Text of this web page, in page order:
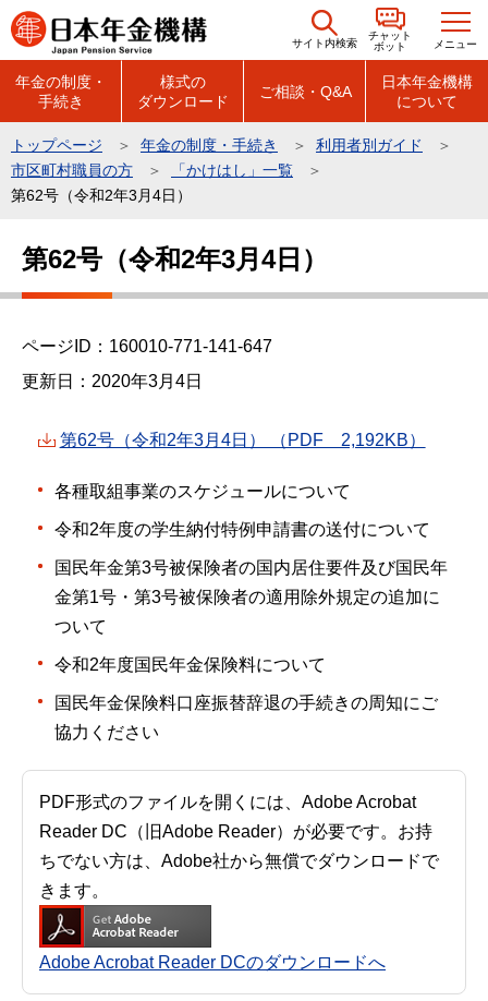
こ
の
の
先
サイト内検索
チャット
ボット
メニュー
年金の制度・
手続き
様式の
ダウンロード
ご相談・Q&A
日本年金機構
について
トップページ 年金の制度・手続き
利用者別ガイド
市区町村職員の方
「かけはし」一覧
第62号（令和2年3月4日）
こ
第62号（令和2年3月4日）
ページID：160010-771-141-647
更新日：2020年3月4日
第62号（令和2年3月4日） （PDF 2,192KB）
各種取組事業のスケジュールについて
令和2年度の学生納付特例申請書の送付について
国民年金第3号被保険者の国内居住要件及び国民年
金第1号・第3号被保険者の適用除外規定の追加に
ついて
令和2年度国民年金保険料について
国民年金保険料口座振替辞退の手続きの周知にご
協力ください
PDF形式のファイルを開くには、Adobe Acrobat
Reader DC（旧Adobe Reader）が必要です。お持
ちでない方は、Adobe社から無償でダウンロードで
きます。
Adobe Acrobat Reader DCのダウンロードへ